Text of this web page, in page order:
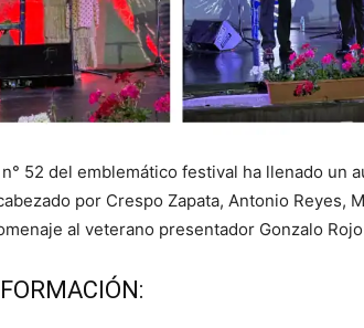
52 del emblemático festival ha llenado un
por Crespo Zapata, Antonio Reyes,
al veterano presentador Gonzalo Rojo